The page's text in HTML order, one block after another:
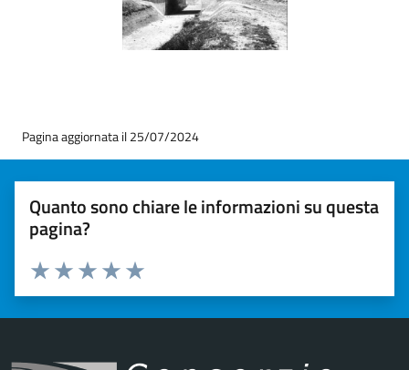
Pagina aggiornata il 25/07/2024
Quanto sono chiare le informazioni su questa
pagina?
Valuta 5 stelle su 5
Valuta 4 stelle su 5
Valuta 3 stelle su 5
Valuta 2 stelle su 5
Valuta 1 stelle su 5